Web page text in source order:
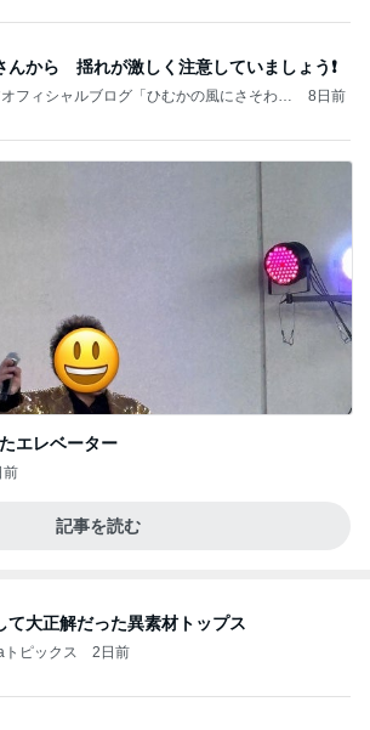
んから 揺れが激しく注意していましょう❗️
フィシャルブログ「ひむかの風にさそわれ
8日前
エレベーター
前
記事を読む
て大正解だった異素材トップス
トピックス 2日前